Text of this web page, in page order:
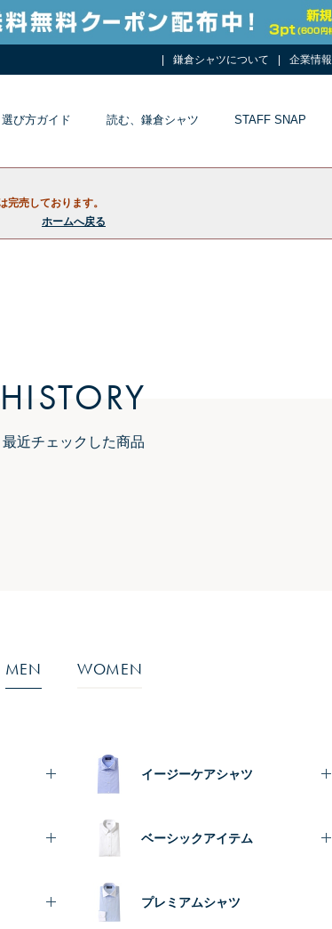
鎌倉シャツについて 企業情報
選び方ガイド 読む、鎌倉シャツ STAFF SNAP
完売しております。
ホームへ戻る
HISTORY
最近チェックした商品
MEN WOMEN
イージーケアシャツ
ベーシックアイテム
プレミアムシャツ